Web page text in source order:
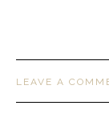
LEAVE A